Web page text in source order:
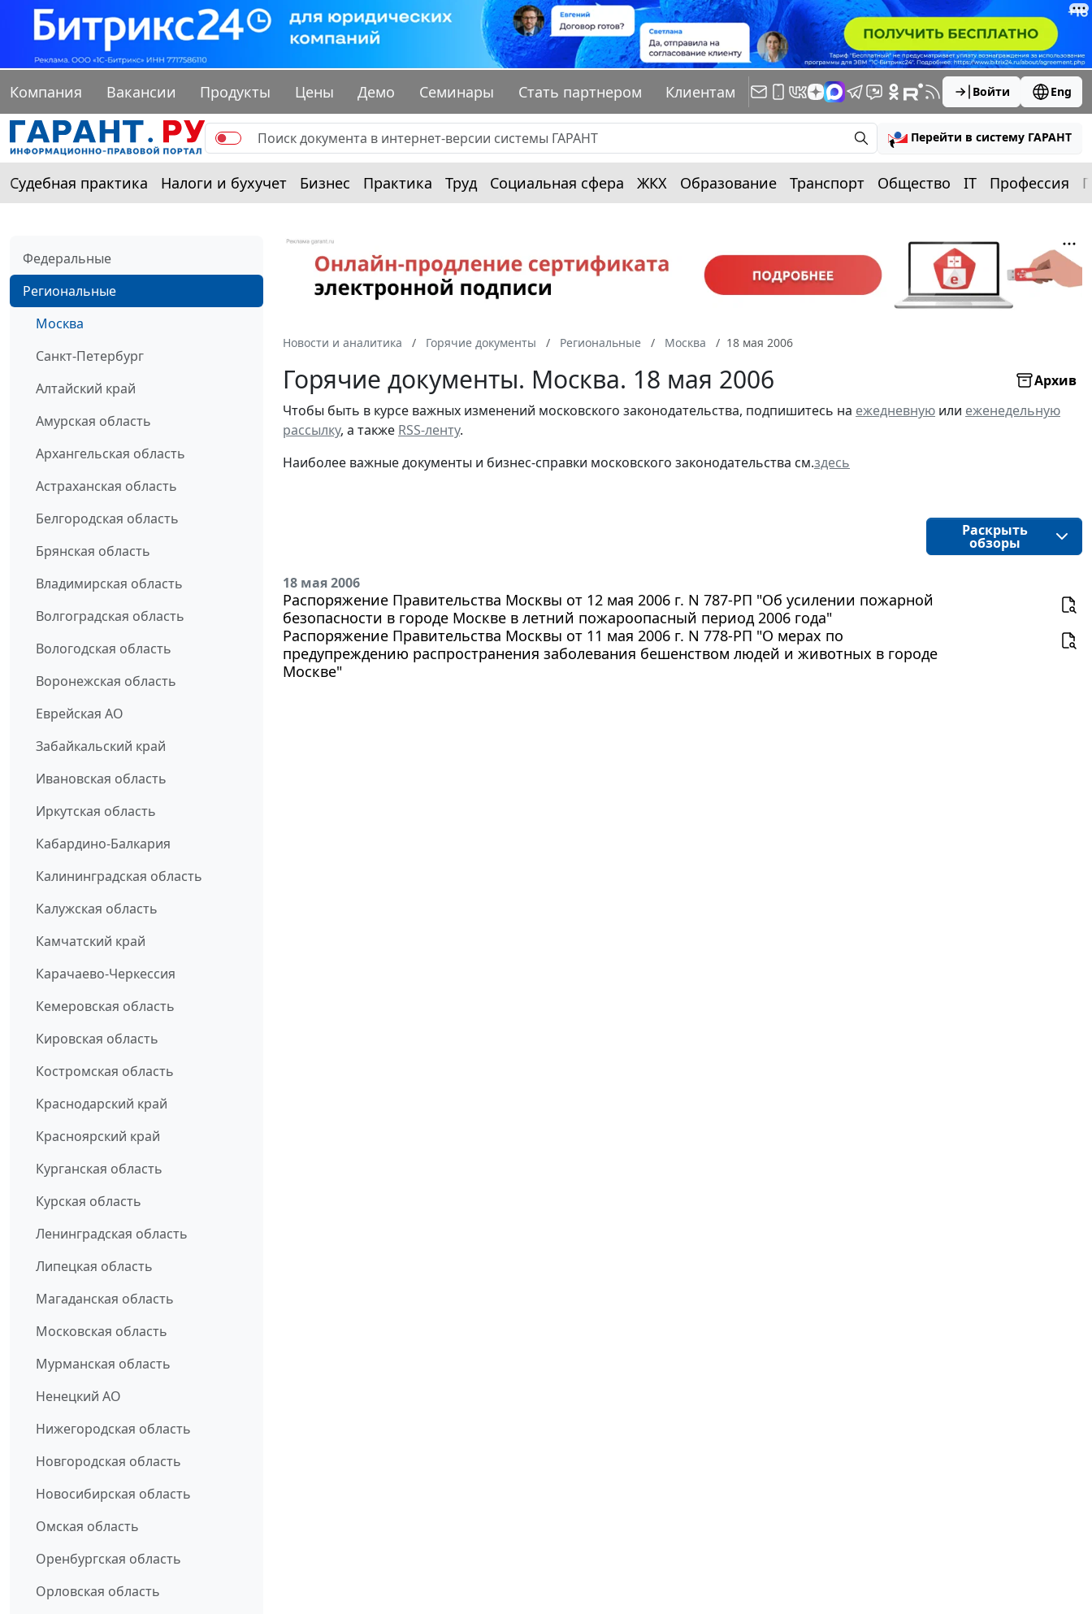
Компания Вакансии Продукты Цены Демо Семинары Стать партнером Клиентам Войти Eng
Перейти в систему ГАРАНТ
Судебная практика Налоги и бухучет Бизнес Практика Труд Социальная сфера ЖКХ Образование Транспорт Общество IT Профессия
Федеральные
Региональные
Москва
Санкт-Петербург
Алтайский край
Амурская область
Архангельская область
Астраханская область
Белгородская область
Брянская область
Владимирская область
Волгоградская область
Вологодская область
Воронежская область
Еврейская АО
Забайкальский край
Ивановская область
Иркутская область
Кабардино-Балкария
Калининградская область
Калужская область
Камчатский край
Карачаево-Черкессия
Кемеровская область
Кировская область
Костромская область
Краснодарский край
Красноярский край
Курганская область
Курская область
Ленинградская область
Липецкая область
Магаданская область
Московская область
Мурманская область
Ненецкий АО
Нижегородская область
Новгородская область
Новосибирская область
Омская область
Оренбургская область
Орловская область
Новости и аналитика Горячие документы Региональные Москва 18 мая 2006
Горячие документы. Москва. 18 мая 2006
Архив
Чтобы быть в курсе важных изменений московского законодательства, подпишитесь на ежедневную или еженедельную
рассылку, а также RSS-ленту.
Наиболее важные документы и бизнес-справки московского законодательства см.здесь
Раскрыть
обзоры
18 мая 2006
Распоряжение Правительства Москвы от 12 мая 2006 г. N 787-РП "Об усилении пожарной
безопасности в городе Москве в летний пожароопасный период 2006 года"
Распоряжение Правительства Москвы от 11 мая 2006 г. N 778-РП "О мерах по
предупреждению распространения заболевания бешенством людей и животных в городе
Москве"